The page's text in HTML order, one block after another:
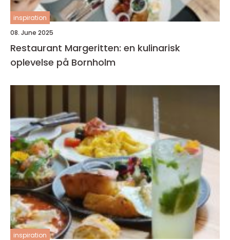
inspiration
08. June 2025
Restaurant Margeritten: en kulinarisk
oplevelse på Bornholm
inspiration